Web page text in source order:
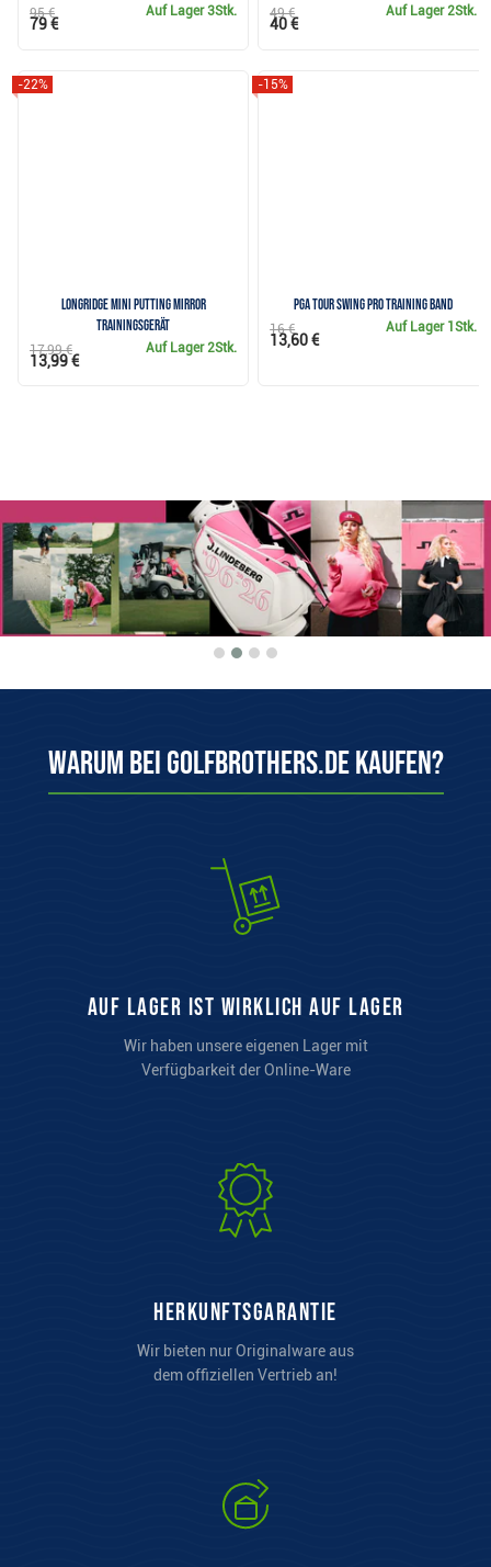
Auf Lager3Stk.
95 €
79 €
Auf Lager2Stk.
49 €
40 €
Longridge Mini Putting Mirror
Trainingsgerät
-22%
Auf Lager 2Stk.
17,99 €
13,99 €
PGA Tour Swing Pro Training Band
-15%
Auf Lager 1Stk.
16 €
13,60 €
Warum bei Golfbrothers.de kaufen?
auf Lager ist wirklich auf Lager
Wir haben unsere eigenen Lager mit
Verfügbarkeit der Online-Ware
Herkunftsgarantie
Wir bieten nur Originalware aus
dem offiziellen Vertrieb an!